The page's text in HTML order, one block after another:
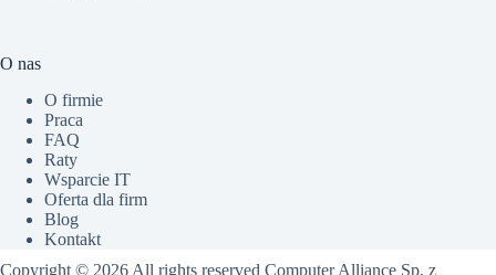
O nas
O firmie
Praca
FAQ
Raty
Wsparcie IT
Oferta dla firm
Blog
Kontakt
Copyright © 2026 All rights reserved Computer Alliance Sp. z